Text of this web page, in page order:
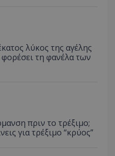
λύκος της αγέλης
τη φανέλα των
πριν το τρέξιμο;
για τρέξιμο “κρύος”